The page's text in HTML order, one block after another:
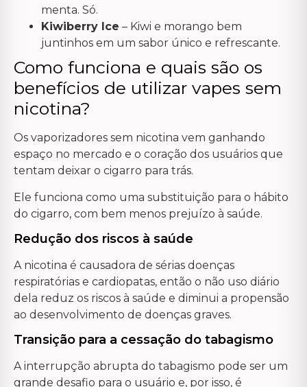
menta. Só.
Kiwiberry Ice – Kiwi e morango bem
juntinhos em um sabor único e refrescante.
Como funciona e quais são os
benefícios de utilizar vapes sem
nicotina?
Os vaporizadores sem nicotina vem ganhando
espaço no mercado e o coração dos usuários que
tentam deixar o cigarro para trás.
Ele funciona como uma substituição para o hábito
do cigarro, com bem menos prejuízo à saúde.
Redução dos riscos à saúde
A nicotina é causadora de sérias doenças
respiratórias e cardiopatas, então o não uso diário
dela reduz os riscos à saúde e diminui a propensão
ao desenvolvimento de doenças graves.
Transição para a cessação do tabagismo
A interrupção abrupta do tabagismo pode ser um
grande desafio para o usuário e, por isso, é